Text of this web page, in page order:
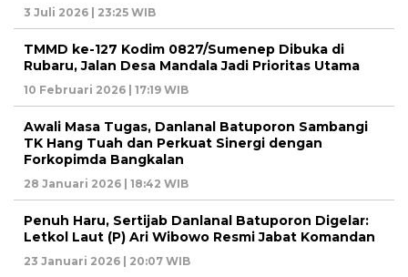
3 Juli 2026 | 23:25 WIB
TMMD ke-127 Kodim 0827/Sumenep Dibuka di
Rubaru, Jalan Desa Mandala Jadi Prioritas Utama
10 Februari 2026 | 17:19 WIB
Awali Masa Tugas, Danlanal Batuporon Sambangi
TK Hang Tuah dan Perkuat Sinergi dengan
Forkopimda Bangkalan
28 Januari 2026 | 18:42 WIB
Penuh Haru, Sertijab Danlanal Batuporon Digelar:
Letkol Laut (P) Ari Wibowo Resmi Jabat Komandan
23 Januari 2026 | 20:07 WIB